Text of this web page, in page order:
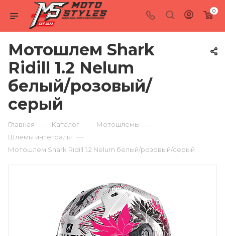
0
Мотошлем Shark
Ridill 1.2 Nelum
белый/розовый/
серый
Главная — Каталог — Мотошлемы —
Шлемы интегралы —
Мотошлем Shark Ridill 1.2 Nelum белый/розовый/серый